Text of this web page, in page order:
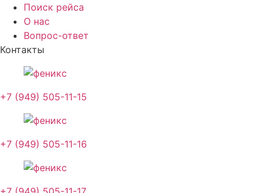
Поиск рейса
О нас
Вопрос-ответ
Контакты
+7 (949) 505-11-15
+7 (949) 505-11-16